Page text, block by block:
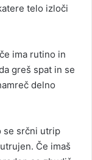
telo izloči
ima rutino in
greš spat in se
delno
se srčni utrip
Če imaš